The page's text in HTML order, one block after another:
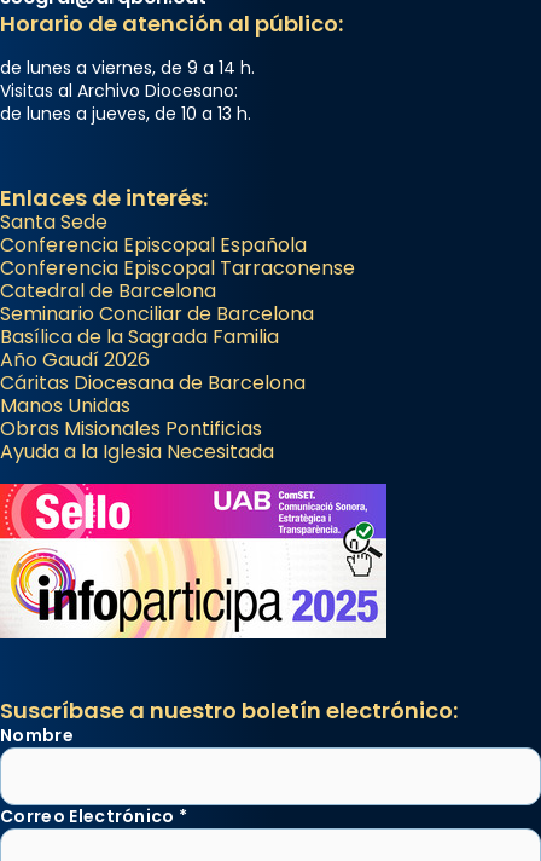
Horario de atención al público:
de lunes a viernes, de 9 a 14 h.
Visitas al Archivo Diocesano:
de lunes a jueves, de 10 a 13 h.
Enlaces de interés:
Santa Sede
Conferencia Episcopal Española
Conferencia Episcopal Tarraconense
Catedral de Barcelona
Seminario Conciliar de Barcelona
Basílica de la Sagrada Familia
Año Gaudí 2026
Cáritas Diocesana de Barcelona
Manos Unidas
Obras Misionales Pontificias
Ayuda a la Iglesia Necesitada
Suscríbase a nuestro boletín electrónico:
Nombre
Correo Electrónico *